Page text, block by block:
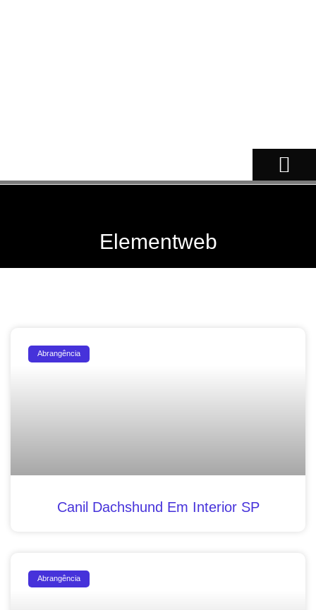
Elementweb
Abrangência
Canil Dachshund Em Interior SP
Abrangência